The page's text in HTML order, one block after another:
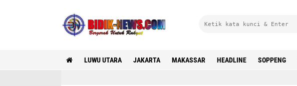
LUWU UTARA JAKARTA MAKASSAR HEADLINE SOPPENG